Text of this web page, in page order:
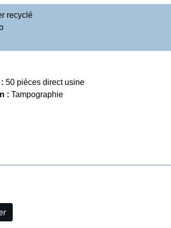
recyclé
50 pièces direct usine
: Tampographie